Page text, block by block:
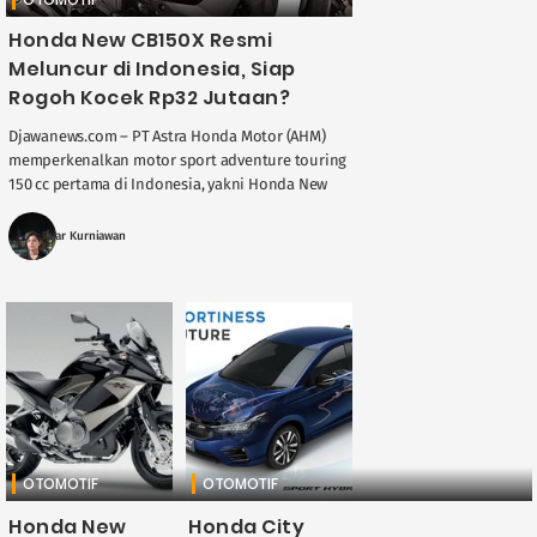
Honda New CB150X Resmi
Meluncur di Indonesia, Siap
Rogoh Kocek Rp32 Jutaan?
Djawanews.com – PT Astra Honda Motor (AHM)
memperkenalkan motor sport adventure touring
150 cc pertama di Indonesia, yakni Honda New
CB150X pada Jumat (12/11). Motor itu dibekali
mesin 150 ....
Fajar Kurniawan
OTOMOTIF
Honda New
OTOMOTIF
Honda City